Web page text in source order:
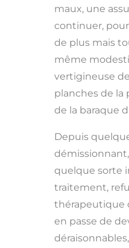
maux, une
continuer,
de plus mais
même
vertigineuse
planches de la
de la baraque
Depuis
quelque sorte
traitement,
thérapeutique
en passe de